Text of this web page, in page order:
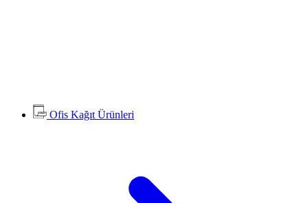
Ofis Kağıt Ürünleri